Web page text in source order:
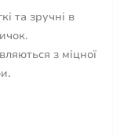
та зручні в
з міцної